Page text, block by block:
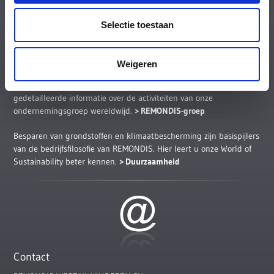
Selectie toestaan
Weigeren
Working for the future – Op de REMONDIS Global website vindt u
gedetailleerde informatie over de activiteiten van onze
ondernemingsgroep wereldwijd.
REMONDIS-groep
Besparen van grondstoffen en klimaatbescherming zijn basispijlers
van de bedrijfsfilosofie van REMONDIS. Hier leert u onze World of
Sustainability beter kennen.
Duurzaamheid
Contact